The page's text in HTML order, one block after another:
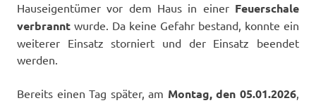
Hauseigentümer vor dem Haus in einer Feuerschale
verbrannt wurde. Da keine Gefahr bestand, konnte ein
weiterer Einsatz storniert und der Einsatz beendet
werden.
Bereits einen Tag später, am Montag, den 05.01.2026,